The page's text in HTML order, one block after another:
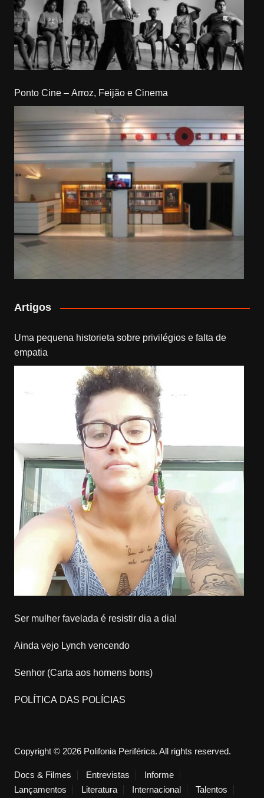
Ponto Cine – Arroz, Feijão e Cinema
Artigos
Uma pequena historieta sobre privilégios e falta de
empatia
Ser mulher favelada é resistir dia a dia!
Ainda vejo Lynch vencendo
Senhor (Carta aos homens bons)
POLÍTICA DAS POLÍCIAS
Copyright © 2026 Polifonia Periférica. All rights reserved.
Docs & Filmes Entrevistas
Informe
Lançamentos
Literatura Internacional Talentos